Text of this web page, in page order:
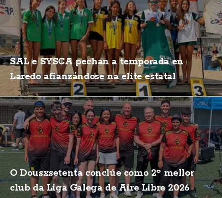
SAL e SYSCA pechan a temporada en
Laredo afianzándose na elite estatal
O Dousxsetenta conclúe como 2º mellor
club da Liga Galega de Aire Libre 2026